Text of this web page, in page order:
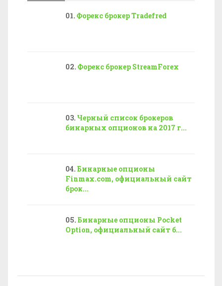
Форекс брокер Tradefred
Форекс брокер StreamForex
Черный список брокеров
бинарных опционов на 2017 г...
Бинарные опционы
Finmax.com, официальный сайт
брок...
Бинарные опционы Pocket
Option, официальный сайт б...